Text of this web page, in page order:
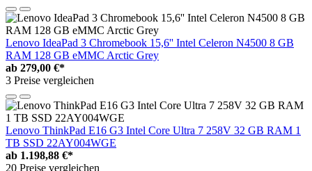
Lenovo IdeaPad 3 Chromebook 15,6'' Intel Celeron N4500 8 GB
RAM 128 GB eMMC Arctic Grey
ab 279,00 €*
3 Preise vergleichen
Lenovo ThinkPad E16 G3 Intel Core Ultra 7 258V 32 GB RAM 1
TB SSD 22AY004WGE
ab 1.198,88 €*
20 Preise vergleichen